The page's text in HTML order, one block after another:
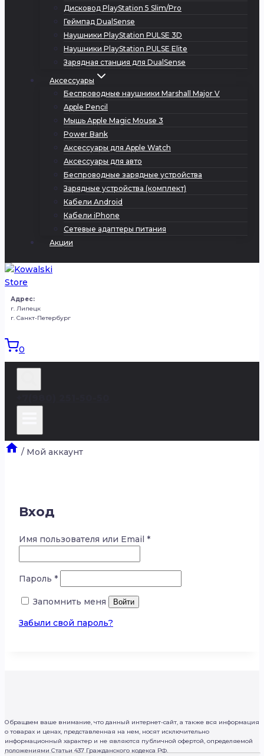
Дисковод PlayStation 5 Slim/Pro
Геймпад DualSense
Наушники PlayStation PULSE 3D
Наушники PlayStation PULSE Elite
Зарядная станция для DualSense
Аксессуары
Беспроводные наушники Marshall Major V
Apple Pencil
Мышь Apple Magic Mouse 3
Power Bank
Аксессуары для Apple Watch
Аксессуары для авто
Беспроводные зарядные устройства
Зарядные устройства (комплект)
Кабели Android
Кабели iPhone
Сетевые адаптеры питания
Акции
Адрес:
г. Липецк
г. Санкт-Петербург
0
/ Мой аккаунт
Вход
Имя пользователя или Email *
Пароль *
Запомнить меня Войти
Забыли свой пароль?
Обращаем ваше внимание, что данный интернет-сайт, а также вся информация
о товарах и ценах, представленная на нем, носят исключительно
информационный характер и не являются публичной офертой, определяемой
положениями Статьи 437 Гражданского кодекса РФ.